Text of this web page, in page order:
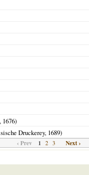
, 1676)
Druckerey, 1689)
‹ Prev 1 2 3 Next ›